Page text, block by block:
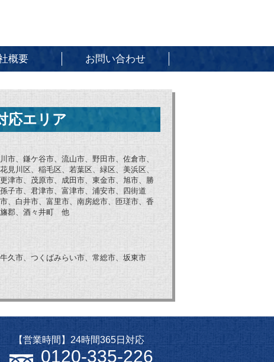
概要 お問い合わせ
応エリア
市、鎌ケ谷市、流山市、野田市、佐倉市、
見川区、稲毛区、若葉区、緑区、美浜区、
津市、茂原市、成田市、東金市、旭市、勝
子市、君津市、富津市、浦安市、四街道
、白井市、富里市、南房総市、匝瑳市、香
旛郡、酒々井町 他
久市、つくばみらい市、常総市、坂東市
【営業時間】24時間365日対応
0120-335-226